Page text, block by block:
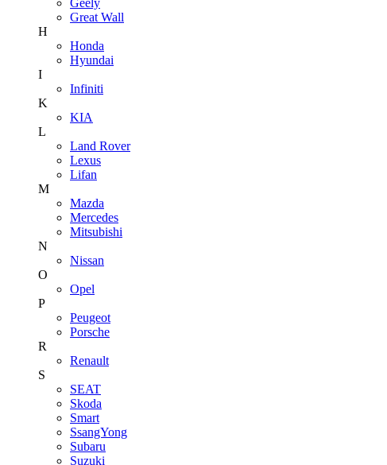
Geely
Great Wall
H
Honda
Hyundai
I
Infiniti
K
KIA
L
Land Rover
Lexus
Lifan
M
Mazda
Mercedes
Mitsubishi
N
Nissan
O
Opel
P
Peugeot
Porsche
R
Renault
S
SEAT
Skoda
Smart
SsangYong
Subaru
Suzuki